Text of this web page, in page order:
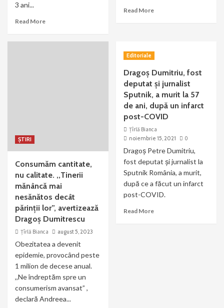
3 ani...
Read More
Read More
ȘTIRI
Consumăm cantitate,
nu calitate. ,,Tinerii
mănâncă mai
nesănătos decât
părinții lor”, avertizează
Dragoș Dumitrescu
Țîrlă Bianca august 5, 2023
Obezitatea a devenit
epidemie, provocând peste
1 milion de decese anual.
,,Ne îndreptăm spre un
consumerism avansat” ,
declară Andreea...
Editoriale
Dragoș Dumitriu, fost
deputat și jurnalist
Sputnik, a murit la 57
de ani, după un infarct
post-COVID
Țîrlă Bianca
noiembrie 15, 2021
0
Dragoș Petre Dumitriu,
fost deputat şi jurnalist la
Sputnik România, a murit,
după ce a făcut un infarct
post-COVID.
Read More